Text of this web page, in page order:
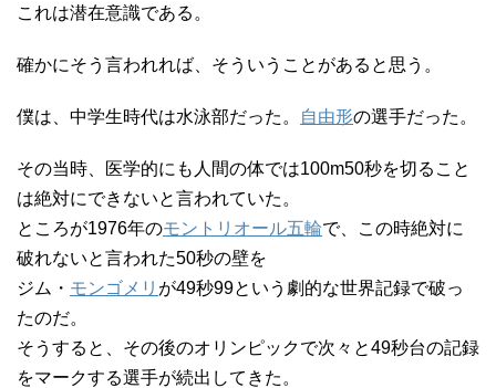
これは潜在意識である。
確かにそう言われれば、そういうことがあると思う。
僕は、中学生時代は水泳部だった。 自由形の選手だった。
その当時、医学的にも人間の体では100m50秒を切ること
は絶対にできないと言われていた。
ところが1976年のモントリオール五輪で、この時絶対に
破れないと言われた50秒の壁を
ジム・ モンゴメリ が49秒99という劇的な世界記録で破っ
たのだ。
そうすると、その後のオリンピックで次々と49秒台の記録
をマークする選手が続出してきた。